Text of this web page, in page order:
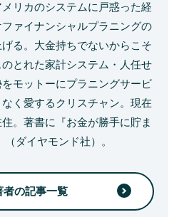
リカのシステムに戸惑った経
ァイナンシャルプラニングの
る。大金持ちでないからこそ
とれた家計システム・人任せ
モットーにプラニングサービ
く愛するクリスチャン。現在
。著書に『お金が勝手に貯ま
ダイヤモンド社）。
者の記事一覧